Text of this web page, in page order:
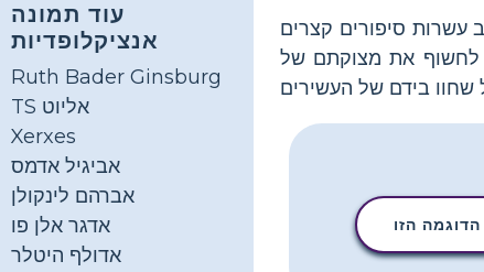
עוד תמונה
אנציקלופדיות
Ruth Bader Ginsburg
TS אליוט
Xerxes
אביגיל אדמס
אברהם לינקולן
אדגר אלן פו
אדולף היטלר
הוא פרסם כמעט 20 רומנים וכתב עשרות סיפורים קצרים
לחשוף את מצוקתם של
הזו